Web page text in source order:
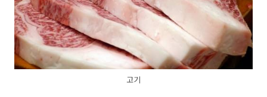
고기